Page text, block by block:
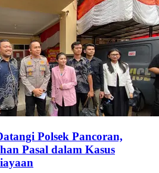
Polsek Pancoran,
Pasal dalam Kasus